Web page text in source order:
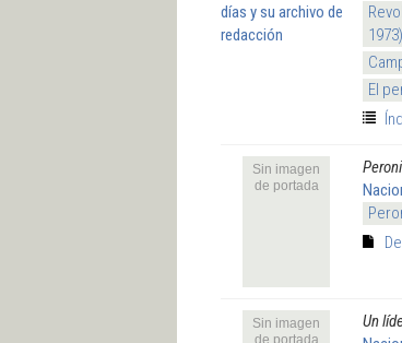
1973)
El
Sin imagen
de portada
Sin imagen
de portada
Un